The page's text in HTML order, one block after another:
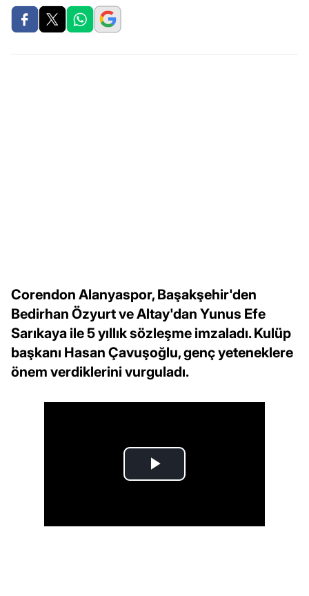
Corendon Alanyaspor, Başakşehir'den
Bedirhan Özyurt ve Altay'dan Yunus Efe
Sarıkaya ile 5 yıllık sözleşme imzaladı. Kulüp
başkanı Hasan Çavuşoğlu, genç yeteneklere
önem verdiklerini vurguladı.